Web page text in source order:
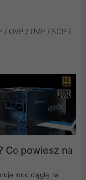
OVP / UVP / SCP /
Co powiesz na
moc ciągłą na